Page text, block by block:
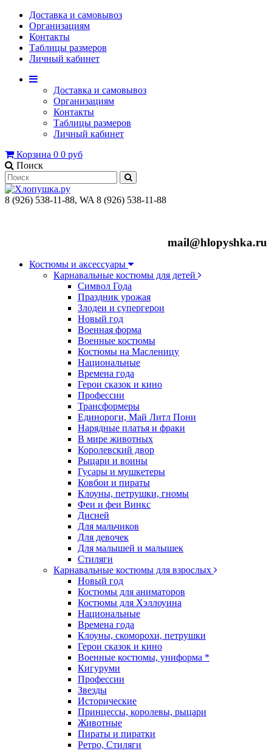
Доставка и самовывоз
Организациям
Контакты
Таблицы размеров
Личный кабинет
Доставка и самовывоз
Организациям
Контакты
Таблицы размеров
Личный кабинет
Корзина 0 0 руб
Поиск
8 (926) 538-11-88, WA 8 (926) 538-11-88
mail@hlopyshka.ru
Костюмы и аксессуары
Карнавальные костюмы для детей
Символ Года
Праздник урожая
Злодеи и супергерои
Новый год
Военная форма
Военные костюмы
Костюмы на Масленицу
Национальные
Времена года
Герои сказок и кино
Профессии
Трансформеры
Единороги, Май Литл Пони
Нарядные платья и фраки
В мире животных
Королевский двор
Рыцари и воины
Гусары и мушкетеры
Ковбои и пираты
Клоуны, петрушки, гномы
Феи и феи Винкс
Дисней
Для мальчиков
Для девочек
Для малышей и малышек
Стиляги
Карнавальные костюмы для взрослых
Новый год
Костюмы для аниматоров
Костюмы для Хэллоуина
Национальные
Времена года
Клоуны, скоморохи, петрушки
Герои сказок и кино
Военные костюмы, униформа *
Кигуруми
Профессии
Звезды
Исторические
Принцессы, королевы, рыцари
Животные
Пираты и пиратки
Ретро, Стиляги